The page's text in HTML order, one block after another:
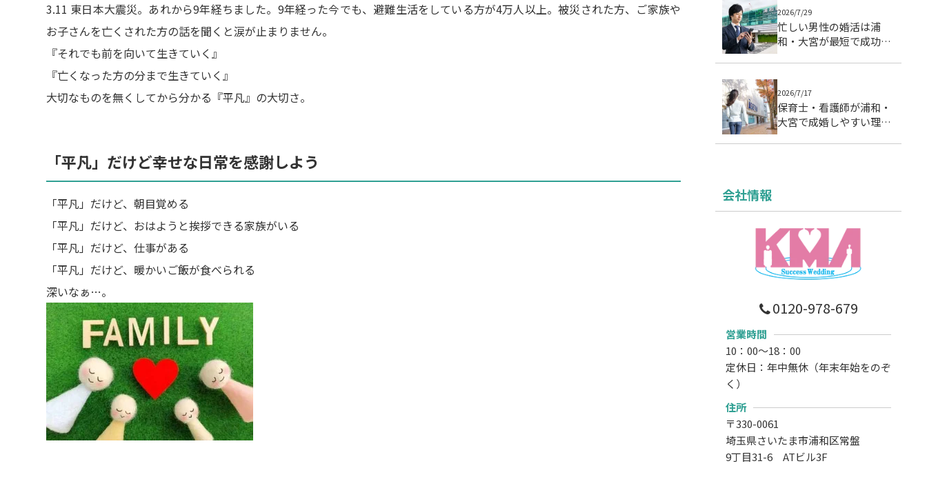
3.11 東日本大震災。あれから9年経ちました。9年経った今でも、避難生活をしている方が4万人以上。被災された方、ご家族や
お子さんを亡くされた方の話を聞くと涙が止まりません。
『それでも前を向いて生きていく』
『亡くなった方の分まで生きていく』
大切なものを無くしてから分かる『平凡』の大切さ。
「平凡」だけど幸せな日常を感謝しよう
「平凡」だけど、朝目覚める
「平凡」だけど、おはようと挨拶できる家族がいる
「平凡」だけど、仕事がある
「平凡」だけど、暖かいご飯が食べられる
深いなぁ…。
2026/7/29
忙しい男性の婚活は浦
和・大宮が最短で成功す
2026/7/17
保育士・看護師が浦和・
大宮で成婚しやすい理由
会社情報
0120-978-679
営業時間
10：00～18：00
定休日：年中無休（年末年始をのぞ
く）
住所
〒330-0061
埼玉県さいたま市浦和区常盤
9丁目31-6 ATビル3F